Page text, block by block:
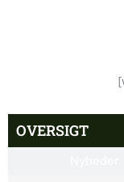
OVERSIGT